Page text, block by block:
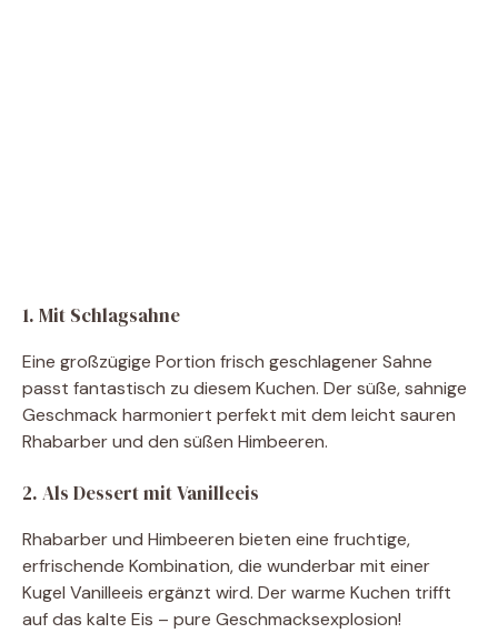
1. Mit Schlagsahne
Eine großzügige Portion frisch geschlagener Sahne
passt fantastisch zu diesem Kuchen. Der süße, sahnige
Geschmack harmoniert perfekt mit dem leicht sauren
Rhabarber und den süßen Himbeeren.
2. Als Dessert mit Vanilleeis
Rhabarber und Himbeeren bieten eine fruchtige,
erfrischende Kombination, die wunderbar mit einer
Kugel Vanilleeis ergänzt wird. Der warme Kuchen trifft
auf das kalte Eis – pure Geschmacksexplosion!